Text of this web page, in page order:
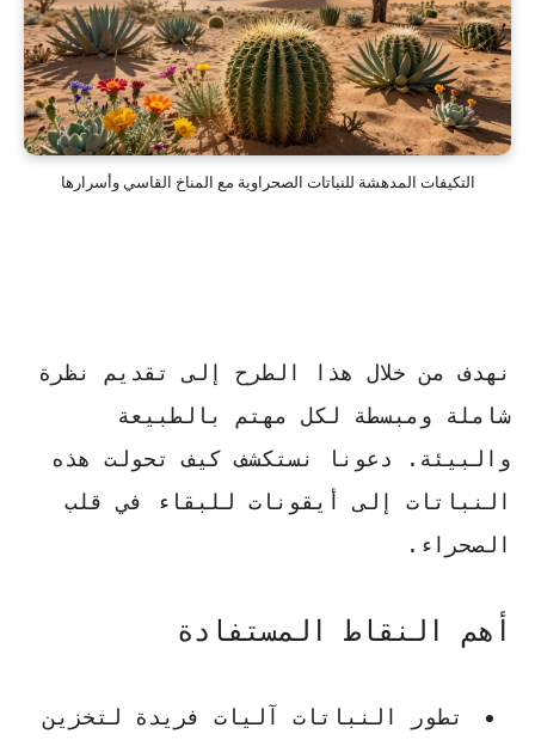
التكيفات المدهشة للنباتات الصحراوية مع المناخ القاسي وأسرارها
نهدف من خلال هذا الطرح إلى تقديم نظرة
شاملة ومبسطة لكل مهتم بالطبيعة
والبيئة. دعونا نستكشف كيف تحولت هذه
النباتات إلى أيقونات للبقاء في قلب
الصحراء.
أهم النقاط المستفادة
تطور النباتات آليات فريدة لتخزين